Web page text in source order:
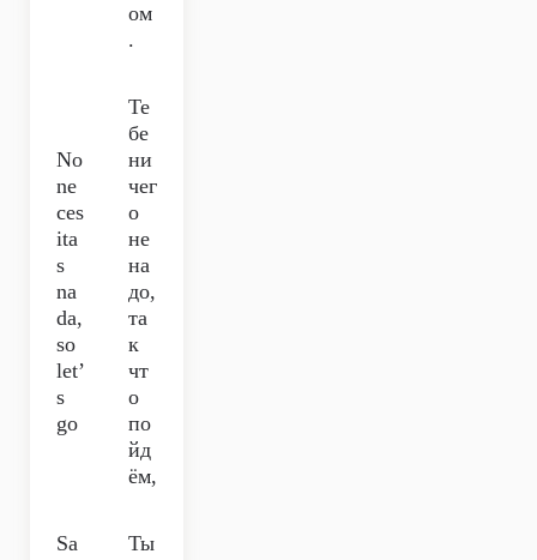
ом
.
No
ne
ces
ita
s
na
da,
so
let’
s
go
Те
бе
ни
чег
о
не
на
до,
та
к
чт
о
по
йд
ём,
Sa
Ты